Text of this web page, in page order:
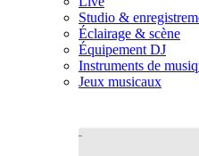
Studio &
Éclairage & scène
Équipement DJ
Instruments de
Jeux musicaux